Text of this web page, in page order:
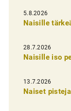
i
e
n
s
e
l
5.8.2026
Naisille
28.7.2026
Naisille iso
13.7.2026
Naiset